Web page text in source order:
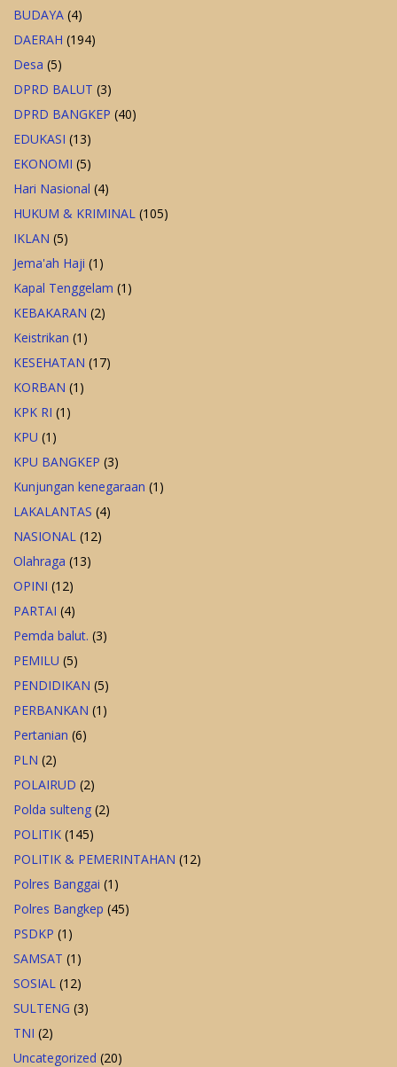
BUDAYA (4)
DAERAH (194)
Desa (5)
DPRD BALUT (3)
DPRD BANGKEP (40)
EDUKASI (13)
EKONOMI (5)
Hari Nasional (4)
HUKUM & KRIMINAL (105)
IKLAN (5)
Jema'ah Haji (1)
Kapal Tenggelam (1)
KEBAKARAN (2)
Keistrikan (1)
KESEHATAN (17)
KORBAN (1)
KPK RI (1)
KPU (1)
KPU BANGKEP (3)
Kunjungan kenegaraan (1)
LAKALANTAS (4)
NASIONAL (12)
Olahraga (13)
OPINI (12)
PARTAI (4)
Pemda balut. (3)
PEMILU (5)
PENDIDIKAN (5)
PERBANKAN (1)
Pertanian (6)
PLN (2)
POLAIRUD (2)
Polda sulteng (2)
POLITIK (145)
POLITIK & PEMERINTAHAN (12)
Polres Banggai (1)
Polres Bangkep (45)
PSDKP (1)
SAMSAT (1)
SOSIAL (12)
SULTENG (3)
TNI (2)
Uncategorized (20)